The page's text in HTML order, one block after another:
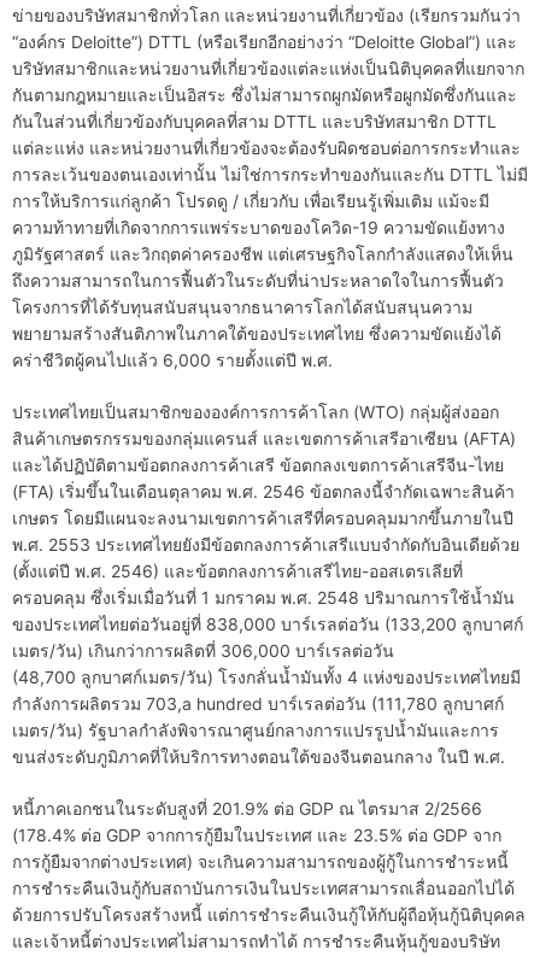
ข่ายของบริษัทสมาชิกทั่วโลก และหน่วยงานที่เกี่ยวข้อง (เรียกรวมกันว่า
“องค์กร Deloitte”) DTTL (หรือเรียกอีกอย่างว่า “Deloitte Global”) และ
บริษัทสมาชิกและหน่วยงานที่เกี่ยวข้องแต่ละแห่งเป็นนิติบุคคลที่แยกจาก
กันตามกฎหมายและเป็นอิสระ ซึ่งไม่สามารถผูกมัดหรือผูกมัดซึ่งกันและ
กันในส่วนที่เกี่ยวข้องกับบุคคลที่สาม DTTL และบริษัทสมาชิก DTTL
แต่ละแห่ง และหน่วยงานที่เกี่ยวข้องจะต้องรับผิดชอบต่อการกระทำและ
การละเว้นของตนเองเท่านั้น ไม่ใช่การกระทำของกันและกัน DTTL ไม่มี
การให้บริการแก่ลูกค้า โปรดดู / เกี่ยวกับ เพื่อเรียนรู้เพิ่มเติม แม้จะมี
ความท้าทายที่เกิดจากการแพร่ระบาดของโควิด-19 ความขัดแย้งทาง
ภูมิรัฐศาสตร์ และวิกฤตค่าครองชีพ แต่เศรษฐกิจโลกกำลังแสดงให้เห็น
ถึงความสามารถในการฟื้นตัวในระดับที่น่าประหลาดใจในการฟื้นตัว
โครงการที่ได้รับทุนสนับสนุนจากธนาคารโลกได้สนับสนุนความ
พยายามสร้างสันติภาพในภาคใต้ของประเทศไทย ซึ่งความขัดแย้งได้
คร่าชีวิตผู้คนไปแล้ว 6,000 รายตั้งแต่ปี พ.ศ.
ประเทศไทยเป็นสมาชิกขององค์การการค้าโลก (WTO) กลุ่มผู้ส่งออก
สินค้าเกษตรกรรมของกลุ่มแครนส์ และเขตการค้าเสรีอาเซียน (AFTA)
และได้ปฏิบัติตามข้อตกลงการค้าเสรี ข้อตกลงเขตการค้าเสรีจีน-ไทย
(FTA) เริ่มขึ้นในเดือนตุลาคม พ.ศ. 2546 ข้อตกลงนี้จำกัดเฉพาะสินค้า
เกษตร โดยมีแผนจะลงนามเขตการค้าเสรีที่ครอบคลุมมากขึ้นภายในปี
พ.ศ. 2553 ประเทศไทยยังมีข้อตกลงการค้าเสรีแบบจำกัดกับอินเดียด้วย
(ตั้งแต่ปี พ.ศ. 2546) และข้อตกลงการค้าเสรีไทย-ออสเตรเลียที่
ครอบคลุม ซึ่งเริ่มเมื่อวันที่ 1 มกราคม พ.ศ. 2548 ปริมาณการใช้น้ำมัน
ของประเทศไทยต่อวันอยู่ที่ 838,000 บาร์เรลต่อวัน (133,200 ลูกบาศก์
เมตร/วัน) เกินกว่าการผลิตที่ 306,000 บาร์เรลต่อวัน
(48,700 ลูกบาศก์เมตร/วัน) โรงกลั่นน้ำมันทั้ง 4 แห่งของประเทศไทยมี
กำลังการผลิตรวม 703,a hundred บาร์เรลต่อวัน (111,780 ลูกบาศก์
เมตร/วัน) รัฐบาลกำลังพิจารณาศูนย์กลางการแปรรูปน้ำมันและการ
ขนส่งระดับภูมิภาคที่ให้บริการทางตอนใต้ของจีนตอนกลาง ในปี พ.ศ.
หนี้ภาคเอกชนในระดับสูงที่ 201.9% ต่อ GDP ณ ไตรมาส 2/2566
(178.4% ต่อ GDP จากการกู้ยืมในประเทศ และ 23.5% ต่อ GDP จาก
การกู้ยืมจากต่างประเทศ) จะเกินความสามารถของผู้กู้ในการชำระหนี้
การชำระคืนเงินกู้กับสถาบันการเงินในประเทศสามารถเลื่อนออกไปได้
ด้วยการปรับโครงสร้างหนี้ แต่การชำระคืนเงินกู้ให้กับผู้ถือหุ้นกู้นิติบุคคล
และเจ้าหนี้ต่างประเทศไม่สามารถทำได้ การชำระคืนหุ้นกู้ของบริษัท